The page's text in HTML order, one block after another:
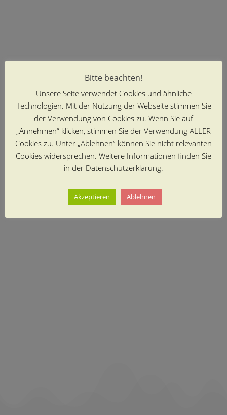
Bitte beachten!
Unsere Seite verwendet Cookies und ähnliche
Technologien. Mit der Nutzung der Webseite stimmen Sie
der Verwendung von Cookies zu. Wenn Sie auf
„Annehmen“ klicken, stimmen Sie der Verwendung ALLER
Cookies zu. Unter „Ablehnen“ können Sie nicht relevanten
Cookies widersprechen. Weitere Informationen finden Sie
in der Datenschutzerklärung.
Akzeptieren Ablehnen